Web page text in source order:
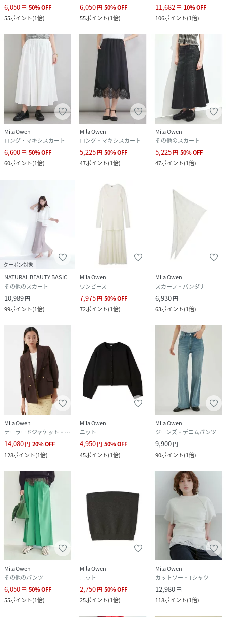
6,050円 50%OFF
55ポイント(1倍)
6,050円 50%OFF
55ポイント(1倍)
11,682円 10%OFF
106ポイント(1倍)
Mila Owen
ロング・マキシスカート
6,600円 50%OFF
60ポイント(1倍)
Mila Owen
ロング・マキシスカート
5,225円 50%OFF
47ポイント(1倍)
Mila Owen
その他のスカート
5,225円 50%OFF
47ポイント(1倍)
クーポン対象
NATURAL BEAUTY BASIC
その他のスカート
10,989円
99ポイント(1倍)
Mila Owen
ワンピース
7,975円 50%OFF
72ポイント(1倍)
Mila Owen
スカーフ・バンダナ
6,930円
63ポイント(1倍)
Mila Owen
テーラードジャケット・ブレザー
14,080円 20%OFF
128ポイント(1倍)
Mila Owen
ニット
4,950円 50%OFF
45ポイント(1倍)
Mila Owen
ジーンズ・デニムパンツ
9,900円
90ポイント(1倍)
Mila Owen
その他のパンツ
6,050円 50%OFF
55ポイント(1倍)
Mila Owen
ニット
2,750円 50%OFF
25ポイント(1倍)
Mila Owen
カットソー・Tシャツ
12,980円
118ポイント(1倍)